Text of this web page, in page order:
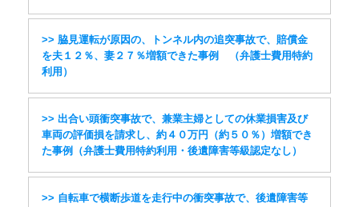
>> 脇見運転が原因の、トンネル内の追突事故で、賠償金
を夫１２％、妻２７％増額できた事例 （弁護士費用特約
利用）
>> 出合い頭衝突事故で、兼業主婦としての休業損害及び
車両の評価損を請求し、約４０万円（約５０％）増額でき
た事例（弁護士費用特約利用・後遺障害等級認定なし）
>> 自転車で横断歩道を走行中の衝突事故で、後遺障害等